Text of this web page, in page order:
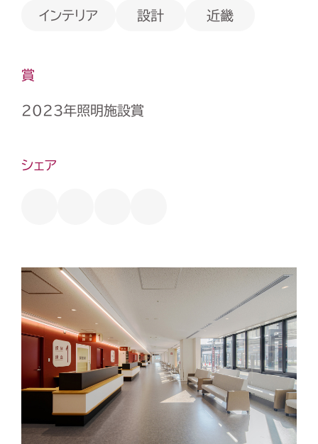
インテリア 設計 近畿
賞
2023年照明施設賞
シェア